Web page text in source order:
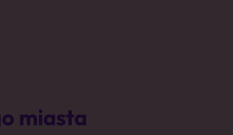
miasta